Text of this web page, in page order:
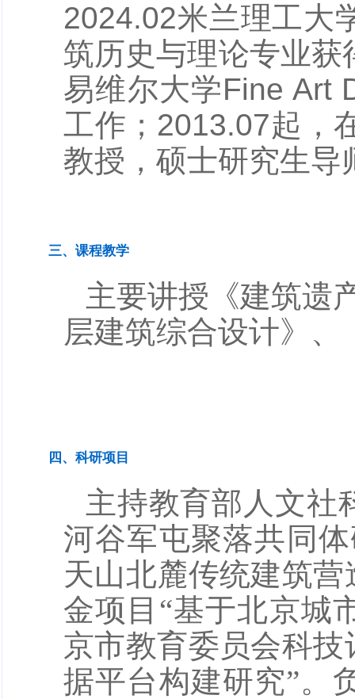
2024.02米兰理工大
筑历史与理论专业获
易维尔大学Fine Art
工作； 2013.07起，
教授，硕士研究生导
三、课程教学
主要讲授《建筑遗
层建筑综合设计》
四、科研项目
主持教育部人文社
河谷军屯聚落共同
天山北麓传统建筑
金项目“基于北京城
京市教育委员会科
据平台构建研究”。